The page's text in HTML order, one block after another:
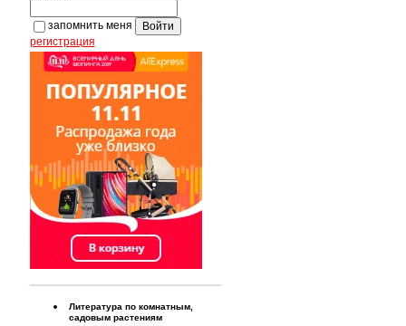
запомнить меня
регистрация
Литература по комнатным,
садовым растениям